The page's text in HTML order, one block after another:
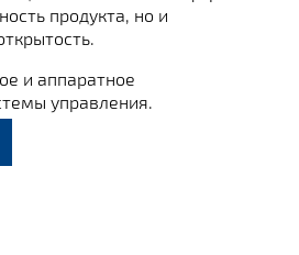
продукта, но и
и аппаратное
управления.